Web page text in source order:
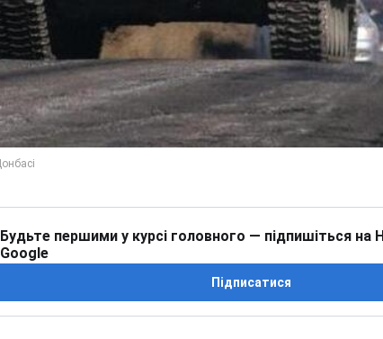
Будьте першими у курсі головного — підпишіться на
Google
Підписатися